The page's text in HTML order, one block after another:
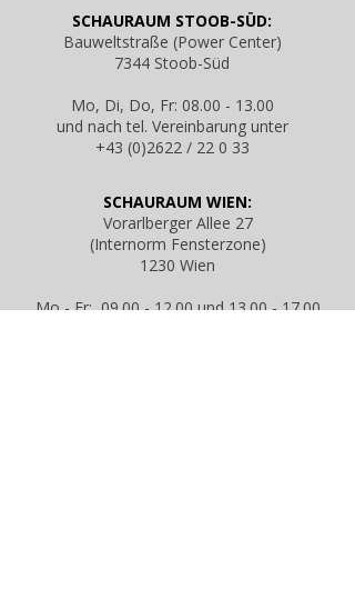
SCHAURAUM STOOB-SÜD:
Bauweltstraße (Power Center)
7344 Stoob-Süd
Mo, Di, Do, Fr: 08.00 - 13.00
und nach tel. Vereinbarung unter
+43 (0)2622 / 22 0 33
SCHAURAUM WIEN:
Vorarlberger Allee 27
(Internorm Fensterzone)
1230 Wien
Mo - Fr: 09.00 - 12.00 und 13.00 - 17.00